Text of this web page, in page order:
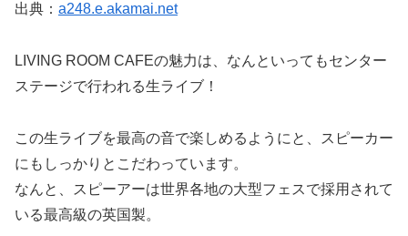
出典： a248.e.akamai.net
LIVING ROOM CAFEの魅力は、なんといってもセンター
ステージで行われる生ライブ！
この生ライブを最高の音で楽しめるようにと、スピーカー
にもしっかりとこだわっています。
なんと、スピーアーは世界各地の大型フェスで採用されて
いる最高級の英国製。